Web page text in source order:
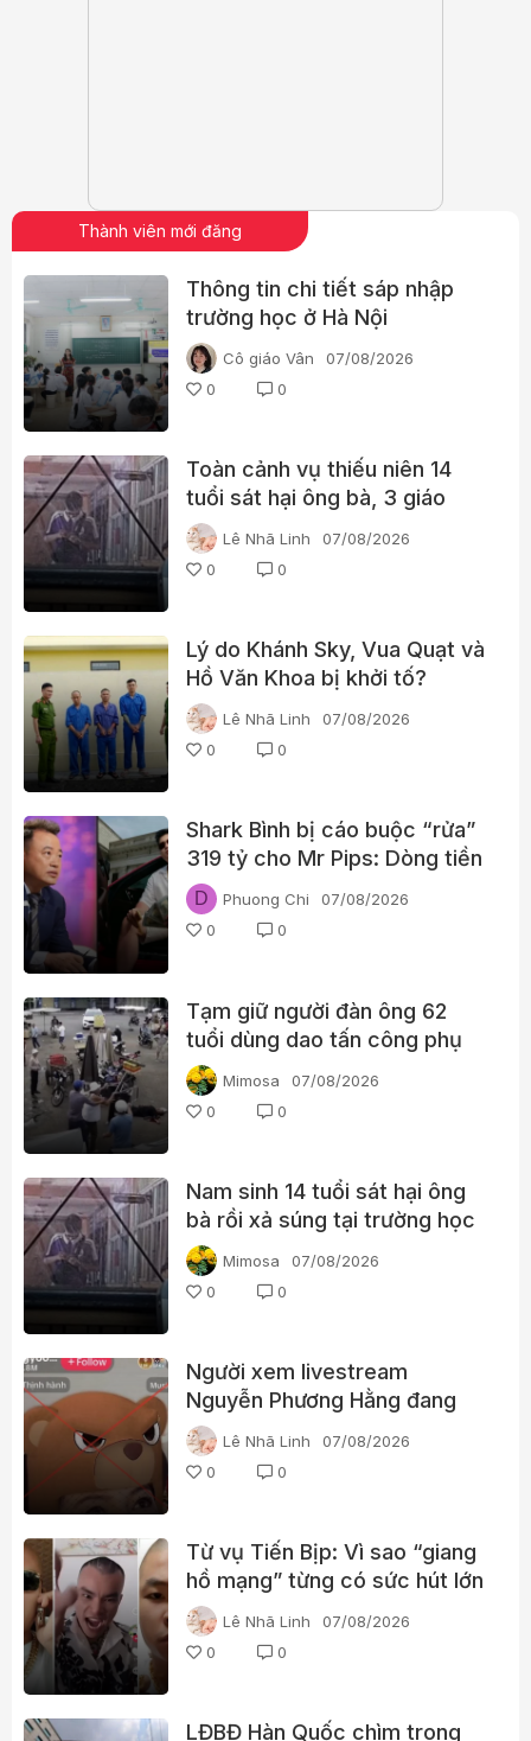
Thành viên mới đăng
Thông tin chi tiết sáp nhập
trường học ở Hà Nội
Cô giáo Vân
07/08/2026
0
0
Toàn cảnh vụ thiếu niên 14
tuổi sát hại ông bà, 3 giáo
viên và 3 học sinh
Lê Nhã Linh
07/08/2026
0
0
Lý do Khánh Sky, Vua Quạt và
Hồ Văn Khoa bị khởi tố?
Lê Nhã Linh
07/08/2026
0
0
Shark Bình bị cáo buộc “rửa”
319 tỷ cho Mr Pips: Dòng tiền
đã đi qua Ngân Lượng như thế
nào?
D Phuong Chi
07/08/2026
0
0
Tạm giữ người đàn ông 62
tuổi dùng dao tấn công phụ
nữ giữa chợ
Mimosa
07/08/2026
0
0
Nam sinh 14 tuổi sát hại ông
bà rồi xả súng tại trường học
Thái Lan
Mimosa
07/08/2026
0
0
Người xem livestream
Nguyễn Phương Hằng đang
tìm kiếm điều gì?
Lê Nhã Linh
07/08/2026
0
0
Từ vụ Tiến Bịp: Vì sao “giang
hồ mạng” từng có sức hút lớn
với người xem?
Lê Nhã Linh
07/08/2026
0
0
LĐBĐ Hàn Quốc chìm trong